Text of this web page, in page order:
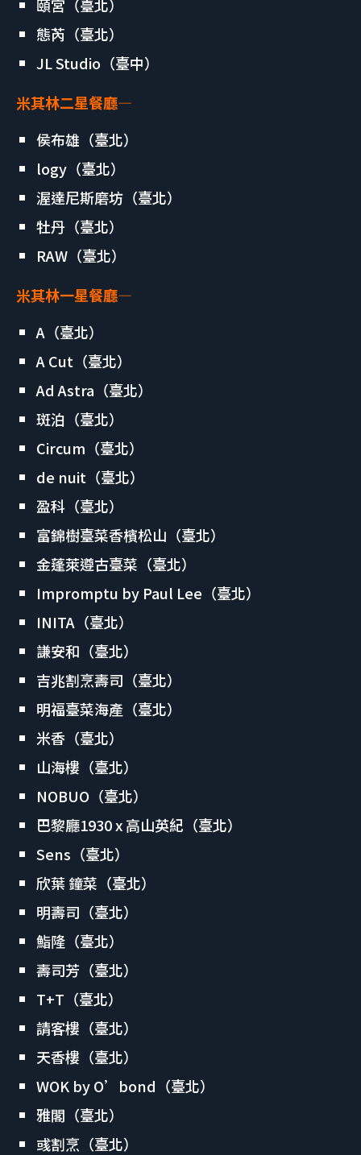
頤宮（臺北）
態芮（臺北）
JL Studio（臺中）
米其林二星餐廳—
侯布雄（臺北）
logy（臺北）
渥達尼斯磨坊（臺北）
牡丹（臺北）
RAW（臺北）
米其林一星餐廳—
A（臺北）
A Cut（臺北）
Ad Astra（臺北）
斑泊（臺北）
Circum（臺北）
de nuit（臺北）
盈科（臺北）
富錦樹臺菜香檳松山（臺北）
金蓬萊遵古臺菜（臺北）
Impromptu by Paul Lee（臺北）
INITA（臺北）
謙安和（臺北）
吉兆割烹壽司（臺北）
明福臺菜海產（臺北）
米香（臺北）
山海樓（臺北）
NOBUO（臺北）
巴黎廳1930 x 高山英紀（臺北）
Sens（臺北）
欣葉 鐘菜（臺北）
明壽司（臺北）
鮨隆（臺北）
壽司芳（臺北）
T+T（臺北）
請客樓（臺北）
天香樓（臺北）
WOK by O’bond（臺北）
雅閣（臺北）
彧割烹（臺北）